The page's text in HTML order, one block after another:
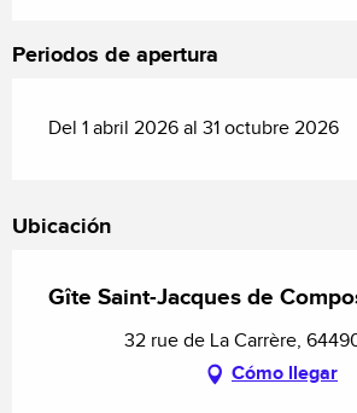
Periodos de apertura
Del 1 abril 2026 al 31 octubre 2026
Ubicación
Gîte Saint-Jacques de
32 rue de La Carrère,
Cómo llegar